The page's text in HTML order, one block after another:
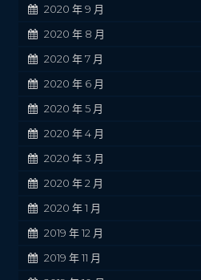
2020 年 9 月
2020 年 8 月
2020 年 7 月
2020 年 6 月
2020 年 5 月
2020 年 4 月
2020 年 3 月
2020 年 2 月
2020 年 1 月
2019 年 12 月
2019 年 11 月